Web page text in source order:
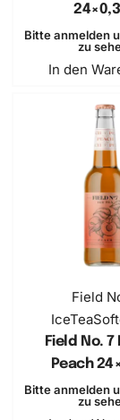
Bitte anmelden
zu
In den
Field
IceTea
Field No. 7
Peach
Bitte anmelden
zu